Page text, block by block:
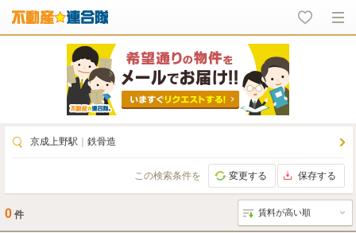
京成上野駅 鉄骨造
この検索条件を 変更する 保存する
0 件